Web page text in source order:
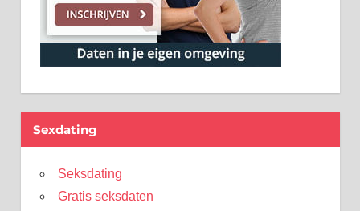
Sexdating
Seksdating
Gratis seksdaten